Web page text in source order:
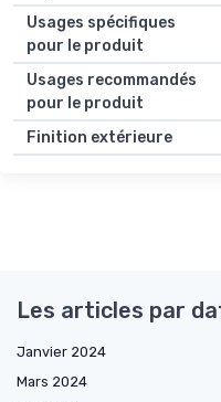
Usages spécifiques
pour le produit
Usages recommandés
pour le produit
Finition extérieure
Les articles par
Janvier 2024
Mars 2024